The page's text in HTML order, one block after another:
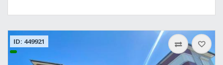
ID: 449921